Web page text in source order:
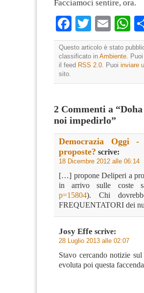
Facciamoci sentire, ora.
Facebook
Twitter
Questo articolo è stato
classificato in Ambiente .
il feed RSS 2.0 . Puoi inviare
sito.
2 Commenti a
noi impedirlo”
Democrazia Oggi
proposte? scrive:
18 Dicembre 2012 alle 06:14
[…] propone Deliperi a
in arrivo sulle coste
p=15804). Chi
FREQUENTATORI dei
Josy Effe scrive:
28 Luglio 2013 alle 02:07
Stavo cercando notizie
evoluta poi questa